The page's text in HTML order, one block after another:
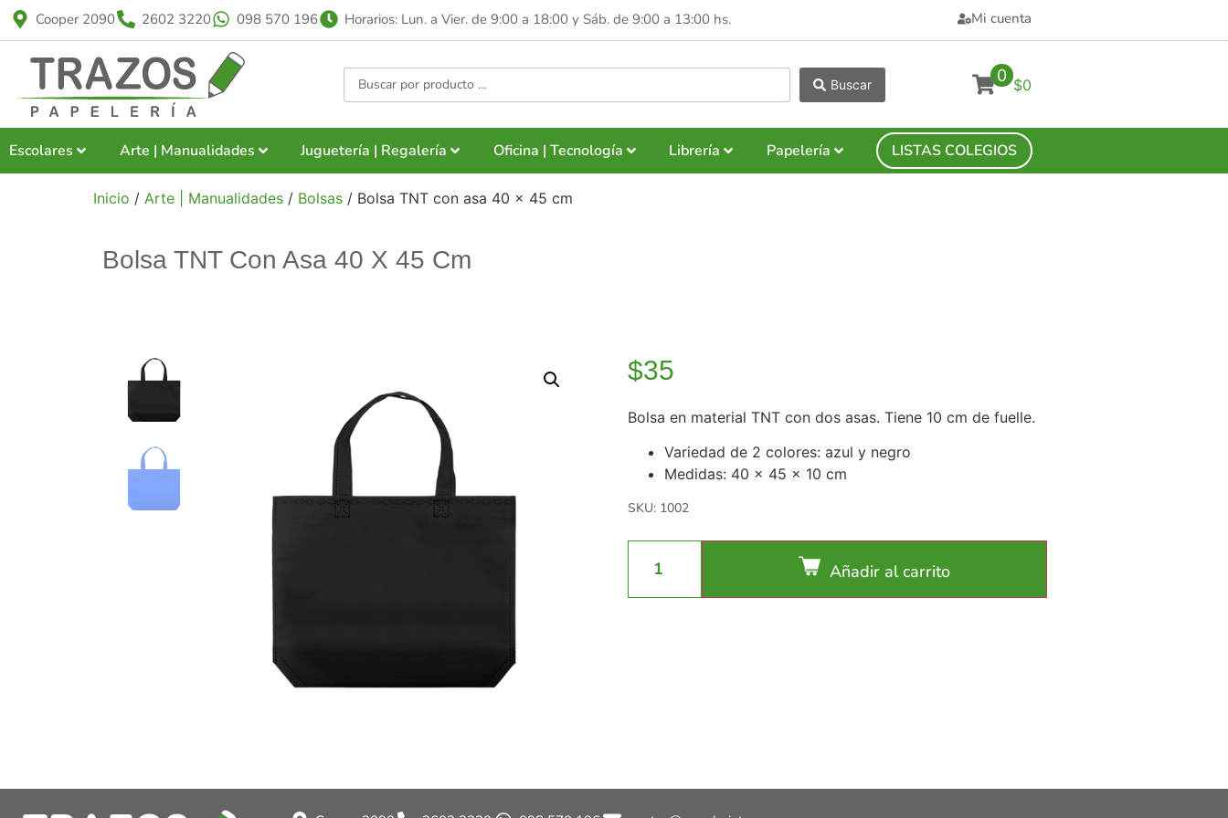
Cooper 2090 2602 3220 098 570 196 Horarios: Lun. a Vier. de 9:00 a 18:00 y Sáb. de 9:00 a 13:00 hs. Mi cuenta
Buscar 0 $0
Escolares Arte | Manualidades Juguetería | Regalería Oficina | Tecnología Librería Papelería LISTAS COLEGIOS
Inicio / Arte | Manualidades / Bolsas / Bolsa TNT con asa 40 x 45 cm
Bolsa TNT Con Asa 40 X 45 Cm
$35
Bolsa en material TNT con dos asas. Tiene 10 cm de fuelle.
Variedad de 2 colores: azul y negro
Medidas: 40 x 45 x 10 cm
SKU: 1002
Añadir al carrito